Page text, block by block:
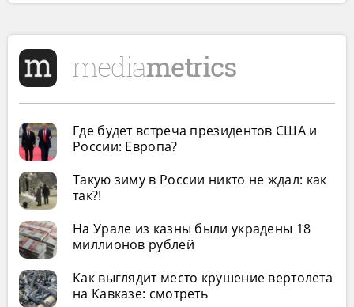
Где будет встреча президентов США и
России: Европа?
Такую зиму в России никто не ждал: как
так?!
На Урале из казны были украдены 18
миллионов рублей
Как выглядит место крушение вертолета
на Кавказе: смотреть